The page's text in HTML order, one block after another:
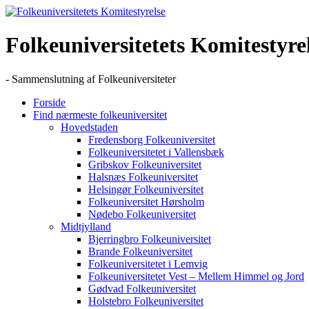
Skip
content
Folkeuniversitetets
- Sammenslutning af Folkeuniversiteter
Forside
Find nærmeste folkeuniversitet
Hovedstaden
Fredensborg Folkeuniversitet
Folkeuniversitetet i Vallensbæk
Gribskov Folkeuniversitet
Halsnæs Folkeuniversitet
Helsingør Folkeuniversitet
Folkeuniversitet Hørsholm
Nødebo Folkeuniversitet
Midtjylland
Bjerringbro Folkeuniversitet
Brande Folkeuniversitet
Folkeuniversitetet i Lemvig
Folkeuniversitetet Vest – Mellem Himmel og Jord
Gødvad Folkeuniversitet
Holstebro Folkeuniversitet